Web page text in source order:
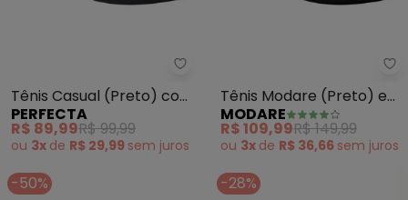
Perfecta - Tênis Casual
Tênis Casual (Preto) com
Detalhe de Elástico
PERFECTA
R$ 89,99R$ 99,99
ou 3x de R$ 29,99 sem juros
Tênis Modare (Preto) em
Sintético
MODARE
R$ 109,99R$ 149,99
ou 3x de R$ 36,66 sem juros
-50% -28%